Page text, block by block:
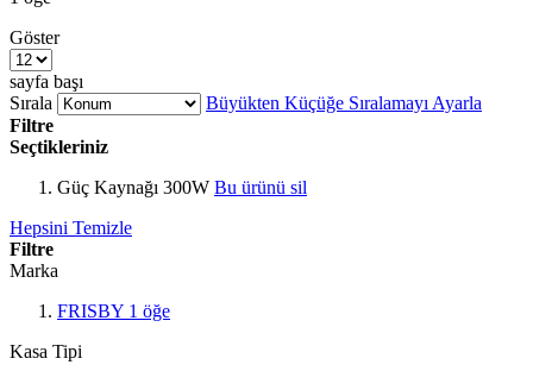
Göster
sayfa başı
Sırala
Büyükten Küçüğe Sıralamayı Ayarla
Filtre
Seçtikleriniz
Güç Kaynağı 300W Bu ürünü sil
Hepsini Temizle
Filtre
Marka
FRISBY 1 öğe
Kasa Tipi